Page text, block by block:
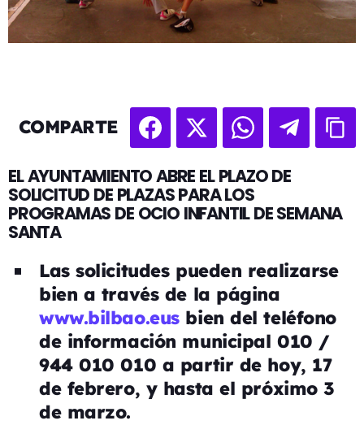
COMPARTE
EL AYUNTAMIENTO ABRE EL PLAZO DE
SOLICITUD DE PLAZAS PARA LOS
PROGRAMAS DE OCIO INFANTIL DE SEMANA
SANTA
Las solicitudes pueden realizarse
bien a través de la página
www.bilbao.eusbien del teléfono
de información municipal 010 /
944 010 010 a partir de hoy, 17
de febrero, y hasta el próximo 3
de marzo.